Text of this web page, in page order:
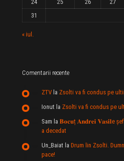
24
25 26 27
31
« iul.
Comentarii recente
ZTV la Zsolti va fi condus pe
Ionut la Zsolti va fi condus pe
Sam la 𝐁𝐨𝐜𝐮ț 𝐀𝐧𝐝𝐫𝐞𝐢 𝐕𝐚𝐬𝐢𝐥e
a decedat
Un_Baiat la Drum lin Zsolti.
pace!